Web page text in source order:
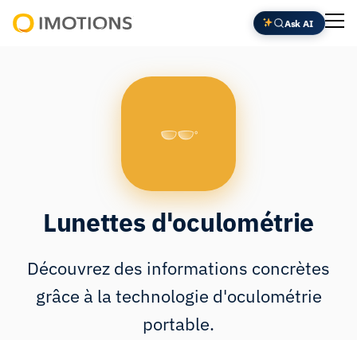
Aller
au
Ask AI
Lunettes d'oculométrie
Découvrez des informations concrètes
grâce à la technologie d'oculométrie
portable.